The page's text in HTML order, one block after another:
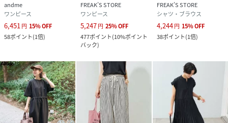
andme
ワンピース
6,451円 15%OFF
58ポイント(1倍)
FREAK’S STORE
ワンピース
5,247円 25%OFF
477ポイント(10%ポイント
バック)
FREAK’S STORE
シャツ・ブラウス
4,244円 15%OFF
38ポイント(1倍)